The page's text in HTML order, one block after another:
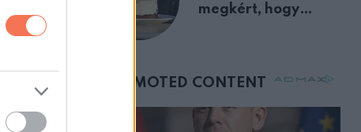
megkért, hogy
mellettem ült az első